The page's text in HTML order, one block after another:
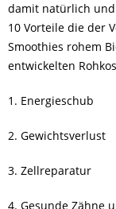
damit natürlich
10 Vorteile die der
Smoothies rohem
entwickelten
1. Energieschub
2. Gewichtsverlust
3. Zellreparatur
4. Gesunde Zähne